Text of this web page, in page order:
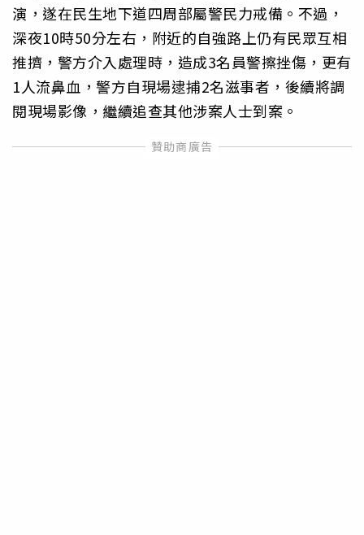
演，遂在民生地下道四周部屬警民力戒備。不過，
深夜10時50分左右，附近的自強路上仍有民眾互相
推擠，警方介入處理時，造成3名員警擦挫傷，更有
1人流鼻血，警方自現場逮捕2名滋事者，後續將調
閱現場影像，繼續追查其他涉案人士到案。